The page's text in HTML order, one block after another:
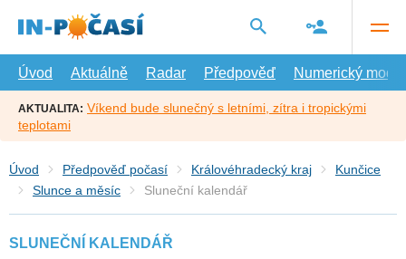
hlavní
Úvod
Aktuálně Radar Předpověď Numerický model
AKTUALITA: Víkend bude slunečný s letními, zítra i tropickými
teplotami
Úvod Předpověď počasí Královéhradecký kraj
Kunčice
Slunce a měsíc
Sluneční kalendář
SLUNEČNÍ KALENDÁŘ